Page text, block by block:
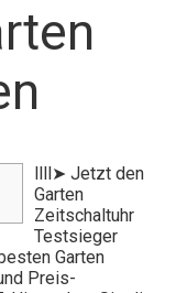
llll➤ Jetzt den
Garten
Zeitschaltuhr
Testsieger
Garten
Preis-